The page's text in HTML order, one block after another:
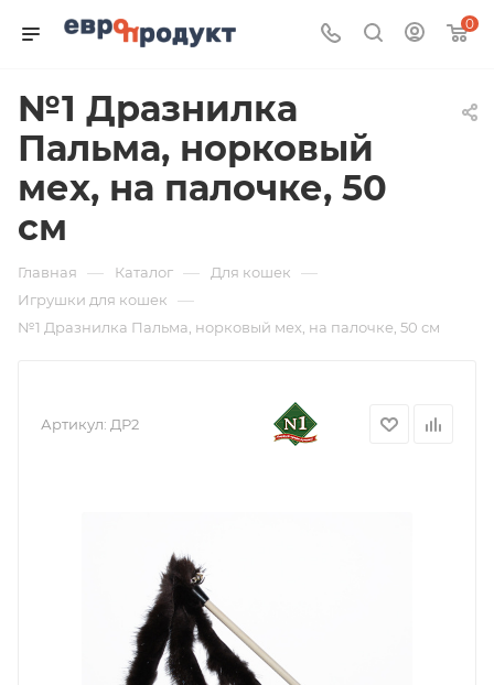
0
№1 Дразнилка
Пальма, норковый
мех, на палочке, 50
см
Главная — Каталог — Для кошек —
Игрушки для кошек —
№1 Дразнилка Пальма, норковый мех, на палочке, 50 см
Артикул: ДР2